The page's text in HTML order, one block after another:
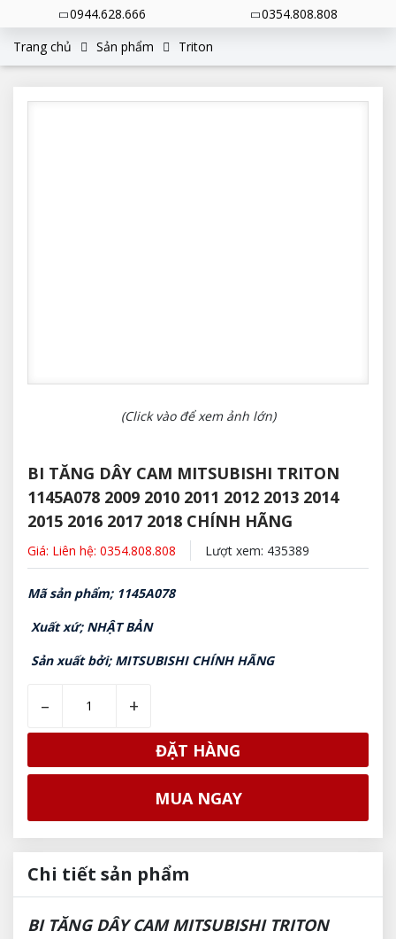
0944.628.666
0354.808.808
Trang chủ
Sản phẩm Triton
(Click vào để xem ảnh lớn)
BI TĂNG DÂY CAM MITSUBISHI TRITON
1145A078 2009 2010 2011 2012 2013 2014
2015 2016 2017 2018 CHÍNH HÃNG
Giá: Liên hệ: 0354.808.808 Lượt xem: 435389
Mã sản phẩm; 1145A078
Xuất xứ; NHẬT BẢN
Sản xuất bởi; MITSUBISHI CHÍNH HÃNG
– +
ĐẶT HÀNG
MUA NGAY
Chi tiết sản phẩm
BI TĂNG DÂY CAM MITSUBISHI TRITON